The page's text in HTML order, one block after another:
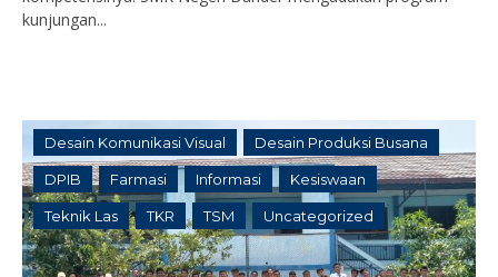
kunjungan...
Desain Komunikasi Visual Desain Produksi Busana
DPIB Farmasi Informasi Kesiswaan
Teknik Las TKR TSM Uncategorized